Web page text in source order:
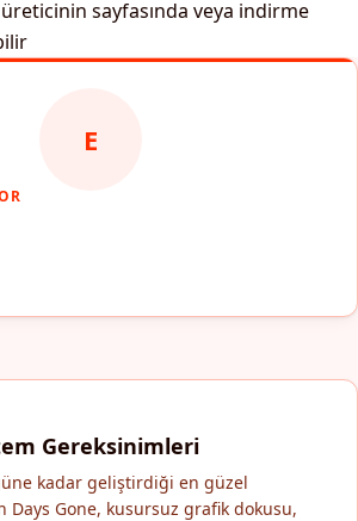
sayfasında veya indirme
E
Gereksinimleri
kadar geliştirdiği en güzel
Gone, kusursuz grafik dokusu,